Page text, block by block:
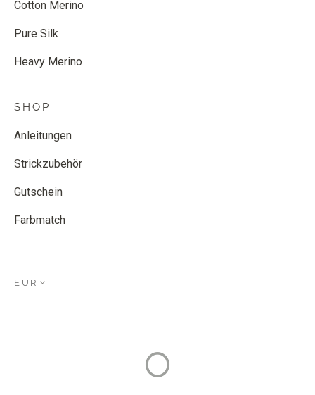
Cotton Merino
Pure Silk
Heavy Merino
SHOP
Anleitungen
Strickzubehör
Gutschein
Farbmatch
EUR